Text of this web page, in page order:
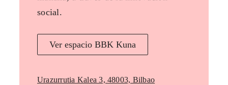
social.
Ver espacio BBK Kuna
Urazurrutia Kalea 3, 48003, Bilbao